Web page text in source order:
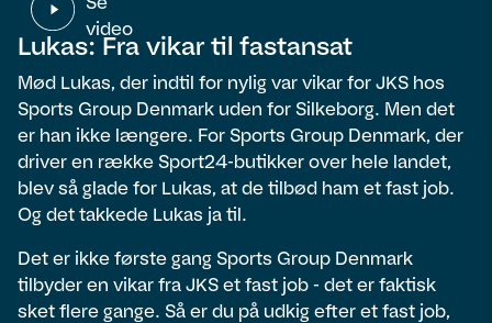
video
Lukas: Fra vikar til fastansat
Mød Lukas, der indtil for nylig var vikar for JKS hos
Sports Group Denmark uden for Silkeborg. Men det
er han ikke længere. For Sports Group Denmark, der
driver en række Sport24-butikker over hele landet,
blev så glade for Lukas, at de tilbød ham et fast job.
Og det takkede Lukas ja til.
Det er ikke første gang Sports Group Denmark
tilbyder en vikar fra JKS et fast job - det er faktisk
sket flere gange. Så er du på udkig efter et fast job,